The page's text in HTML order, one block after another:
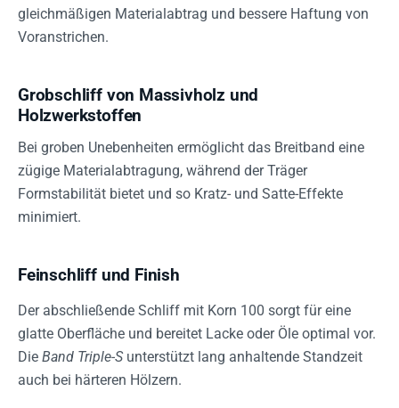
gleichmäßigen Materialabtrag und bessere Haftung von
Voranstrichen.
Grobschliff von Massivholz und
Holzwerkstoffen
Bei groben Unebenheiten ermöglicht das Breitband eine
zügige Materialabtragung, während der Träger
Formstabilität bietet und so Kratz- und Satte-Effekte
minimiert.
Feinschliff und Finish
Der abschließende Schliff mit Korn 100 sorgt für eine
glatte Oberfläche und bereitet Lacke oder Öle optimal vor.
Die Band Triple-Sunterstützt lang anhaltende Standzeit
auch bei härteren Hölzern.